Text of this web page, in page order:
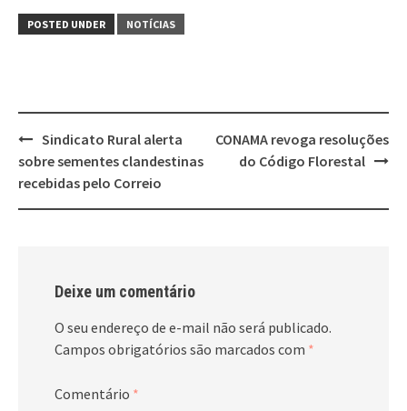
POSTED UNDER NOTÍCIAS
Post
navigation
Sindicato Rural alerta
sobre sementes clandestinas
recebidas pelo Correio
CONAMA revoga resoluções
do Código Florestal
Deixe um comentário
O seu endereço de e-mail não será publicado.
Campos obrigatórios são marcados com *
Comentário *